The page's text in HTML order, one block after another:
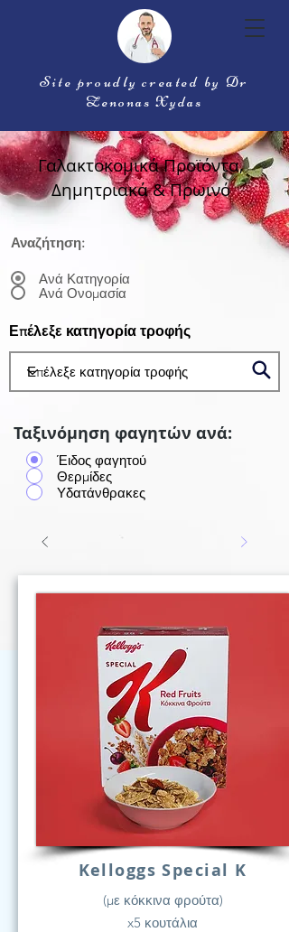
Site proudly created by Dr
Zenonas Xydas
Γαλακτοκομικά Προϊόντα,
Δημητριακά & Πρωινό
Αναζήτηση:
Ανά Κατηγορία
Ανά Ονομασία
Επέλεξε κατηγορία τροφής
Ταξινόμηση φαγητών ανά:
Έιδος φαγητού
Θερμίδες
Υδατάνθρακες
Kelloggs Special K
(με κόκκινα φρούτα)
x5 κουτάλια